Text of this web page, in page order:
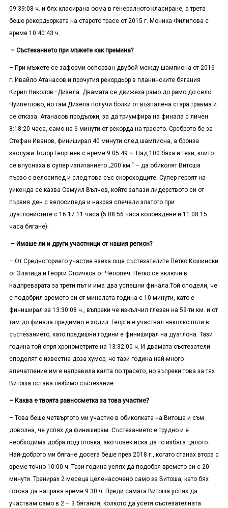
09:39:08 ч. и бях класирана осма в генералното класиране, а трета
беше рекордьорката на старото трасе от 2015 г. Моника Филипова с
време 10:40:43 ч.
– Състезанието при мъжете как премина?
– При мъжете се заформи оспорван двубой между шампиона от 2016
г. Ивайло Атанасов и прочутия рекордьор в планинските бягания
Кирил Николов–Дизела. Двамата се движеха рамо до рамо до село
Чуйпетлово, но там Дизела получи болки от възпалена стара травма и
се отказа. Атанасов продължи, за да триумфира на финала с личен
8:18:20 часа, само на 6 минути от рекорда на трасето. Среброто бе за
Стефан Иванов, финиширал 40 минути след шампиона, а бронза
заслужи Тодор Георгиев с време 9:05:49 ч. Над 100 бяха и тези, които
се впуснаха в супер изпитанието „200 км.“ – да обиколят Витоша
първо с велосипед и след това със скороходците. Супер героят на
уикенда се казва Самуил Вълчев, който запази лидерството си от
първия ден с велосипеда и накрая спечели златото при
дуатлонистите с 16:17:11 часа (5:08:56 часа колоездене и 11:08:15
часа бягане).
– Имаше ли и други участници от нашия регион?
– От Средногорието участие взеха още състезателите Петко Кошински
от Златица и Георги Стоичков от Челопеч. Петко се включи в
надпреварата за трети път и има два успешни финала.Той сподели, че
е подобрил времето си от миналата година с 10 минути, като е
финиширал за 13:30:08 ч., въпреки че изкълчил глезен на 59-ти км. и от
там до финала предимно е ходил. Георги е участвал няколко пъти в
състезанието, като предишни години е финиширал на дуатлона. Тази
година той спря хронометрите на 13:32:00 ч. И двамата състезатели
споделят с известна доза хумор, че тази година най-много
впечатление им е направила калта по трасето, но въпреки това за тях
Витоша остава любимо състезание.
– Каква е твоята равносметка за това участие?
– Това беше четвъртото ми участие в обиколката на Витоша и съм
доволна, че успях да финиширам. Състезанието е трудно и е
необходима добра подготовка, ако човек иска да го избяга цялото.
Най-доброто ми бягане досега беше през 2018 г., когато станах втора с
време точно 10:00 ч. Тази година успях да подобря времето си с 20
минути. Тренирах 2 месеца целенасочено само за Витоша, като бях
готова да направя време 9:30 ч. Преди самата Витоша успях да
участвам само в 2 – 3 бягания, колкото да усетя състезателната